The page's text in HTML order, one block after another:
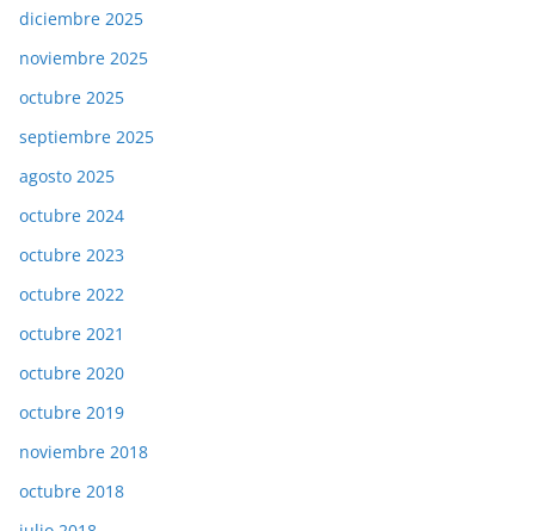
diciembre 2025
noviembre 2025
octubre 2025
septiembre 2025
agosto 2025
octubre 2024
octubre 2023
octubre 2022
octubre 2021
octubre 2020
octubre 2019
noviembre 2018
octubre 2018